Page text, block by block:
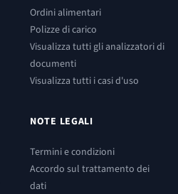
Ordini alimentari
Polizze di carico
Visualizza tutti gli analizzatori di
documenti
Visualizza tutti i casi d'uso
NOTE LEGALI
Termini e condizioni
Accordo sul trattamento dei
dati